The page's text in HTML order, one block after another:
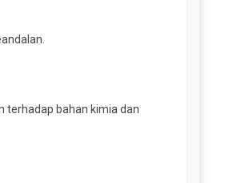
terhadap bahan kimia dan